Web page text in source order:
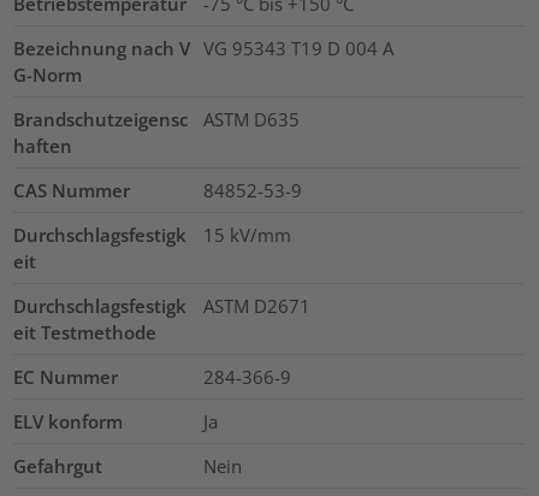
Bezeichnung nach V
G-Norm
VG 95343 T19 D 004 A
Brandschutzeigensc
haften
ASTM D635
CAS Nummer
84852-53-9
Durchschlagsfestigk
eit
15 kV/mm
Durchschlagsfestigk
eit Testmethode
ASTM D2671
EC Nummer
284-366-9
ELV konform
Ja
Gefahrgut
Nein